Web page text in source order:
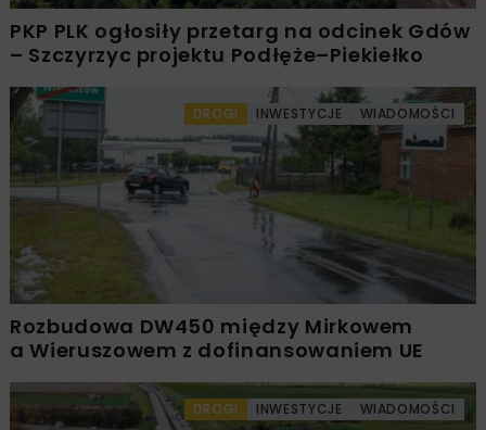
PKP PLK ogłosiły przetarg na odcinek Gdów
– Szczyrzyc projektu Podłęże–Piekiełko
DROGI INWESTYCJE WIADOMOŚCI
Rozbudowa DW450 między Mirkowem
a Wieruszowem z dofinansowaniem UE
DROGI INWESTYCJE WIADOMOŚCI